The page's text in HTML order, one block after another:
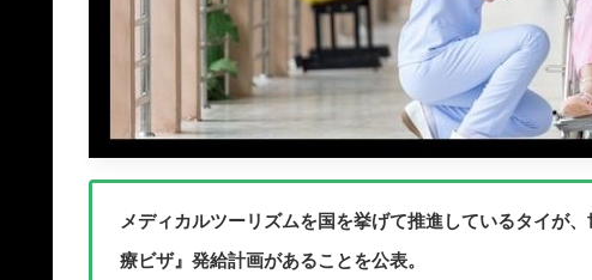
メディカルツーリズムを国を挙げて推進しているタイが
療ビザ』発給計画があることを公表。